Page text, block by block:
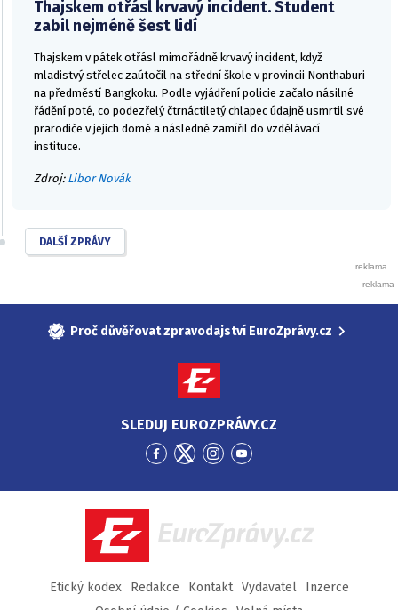
Thajskem otřásl krvavý incident. Student
zabil nejméně šest lidí
Thajskem v pátek otřásl mimořádně krvavý incident, když
mladistvý střelec zaútočil na střední škole v provincii Nonthaburi
na předměstí Bangkoku. Podle vyjádření policie začalo násilné
řádění poté, co podezřelý čtrnáctiletý chlapec údajně usmrtil své
prarodiče v jejich domě a následně zamířil do vzdělávací
instituce.
Zdroj: Libor Novák
DALŠÍ ZPRÁVY
Proč důvěřovat zpravodajství EuroZprávy.cz
SLEDUJ EUROZPRÁVY.CZ
Přejít
Facebook
Přejít
Twitter
Přejít
Instagram
Přejít
YouTube
EuroZprávy.cz
Etický kodex Redakce Kontakt Vydavatel
Inzerce